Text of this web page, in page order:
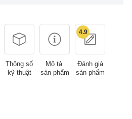
Thông số
kỹ thuật
Mô tả
sản phẩm
4.9
Đánh giá
sản phẩm